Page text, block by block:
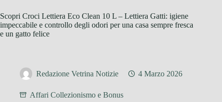
Scopri Croci Lettiera Eco Clean 10 L – Lettiera Gatti: igiene
impeccabile e controllo degli odori per una casa sempre fresca
e un gatto felice
Redazione Vetrina Notizie 4 Marzo 2026
Affari Collezionismo e Bonus